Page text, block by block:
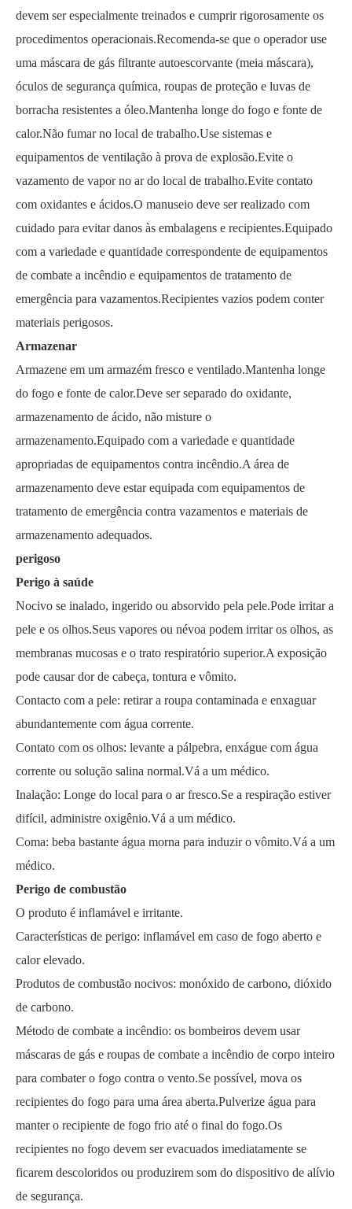
devem ser especialmente treinados e cumprir rigorosamente os
procedimentos operacionais.Recomenda-se que o operador use
uma máscara de gás filtrante autoescorvante (meia máscara),
óculos de segurança química, roupas de proteção e luvas de
borracha resistentes a óleo.Mantenha longe do fogo e fonte de
calor.Não fumar no local de trabalho.Use sistemas e
equipamentos de ventilação à prova de explosão.Evite o
vazamento de vapor no ar do local de trabalho.Evite contato
com oxidantes e ácidos.O manuseio deve ser realizado com
cuidado para evitar danos às embalagens e recipientes.Equipado
com a variedade e quantidade correspondente de equipamentos
de combate a incêndio e equipamentos de tratamento de
emergência para vazamentos.Recipientes vazios podem conter
materiais perigosos.
Armazenar
Armazene em um armazém fresco e ventilado.Mantenha longe
do fogo e fonte de calor.Deve ser separado do oxidante,
armazenamento de ácido, não misture o
armazenamento.Equipado com a variedade e quantidade
apropriadas de equipamentos contra incêndio.A área de
armazenamento deve estar equipada com equipamentos de
tratamento de emergência contra vazamentos e materiais de
armazenamento adequados.
perigoso
Perigo à saúde
Nocivo se inalado, ingerido ou absorvido pela pele.Pode irritar a
pele e os olhos.Seus vapores ou névoa podem irritar os olhos, as
membranas mucosas e o trato respiratório superior.A exposição
pode causar dor de cabeça, tontura e vômito.
Contacto com a pele: retirar a roupa contaminada e enxaguar
abundantemente com água corrente.
Contato com os olhos: levante a pálpebra, enxágue com água
corrente ou solução salina normal.Vá a um médico.
Inalação: Longe do local para o ar fresco.Se a respiração estiver
difícil, administre oxigênio.Vá a um médico.
Coma: beba bastante água morna para induzir o vômito.Vá a um
médico.
Perigo de combustão
O produto é inflamável e irritante.
Características de perigo: inflamável em caso de fogo aberto e
calor elevado.
Produtos de combustão nocivos: monóxido de carbono, dióxido
de carbono.
Método de combate a incêndio: os bombeiros devem usar
máscaras de gás e roupas de combate a incêndio de corpo inteiro
para combater o fogo contra o vento.Se possível, mova os
recipientes do fogo para uma área aberta.Pulverize água para
manter o recipiente de fogo frio até o final do fogo.Os
recipientes no fogo devem ser evacuados imediatamente se
ficarem descoloridos ou produzirem som do dispositivo de alívio
de segurança.